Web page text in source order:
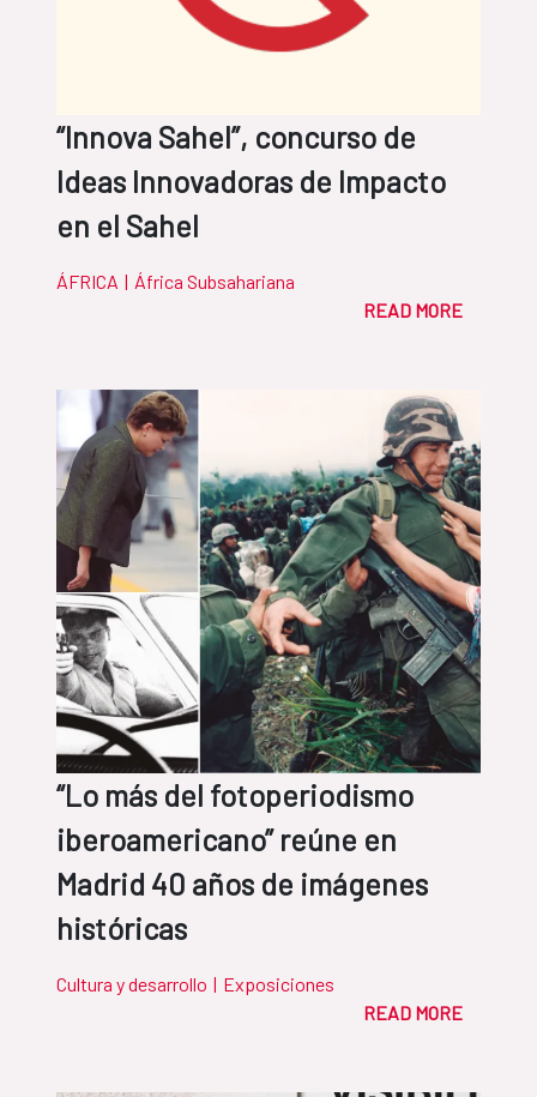
“Innova Sahel”, concurso de
Ideas Innovadoras de Impacto
en el Sahel
ÁFRICA | África Subsahariana
READ MORE
“Lo más del fotoperiodismo
iberoamericano” reúne en
Madrid 40 años de imágenes
históricas
Cultura y desarrollo | Exposiciones
READ MORE